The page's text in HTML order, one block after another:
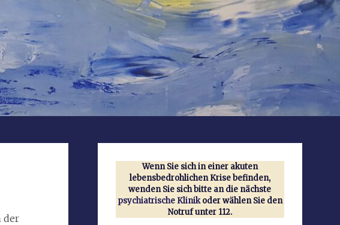
der
Wenn Sie sich in einer akuten
lebensbedrohlichen Krise befinden,
wenden Sie sich bitte an die nächste
psychiatrische Klinikoder wählen Sie den
Notruf unter 112.